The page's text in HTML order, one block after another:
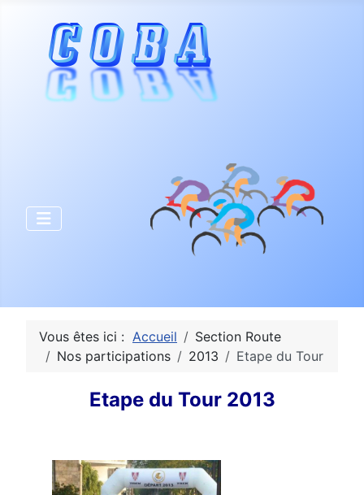
Vous êtes ici : Accueil
Section Route
Nos participations
2013 Etape du Tour
Etape du Tour 2013